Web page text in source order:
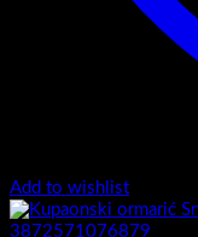
Add to wishlist